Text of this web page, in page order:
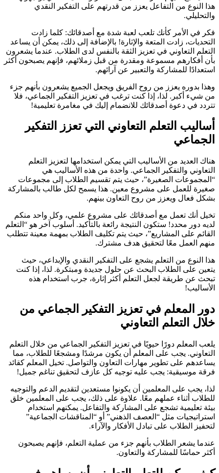
هذا النوع من التفاعل يعزز من قدرتهم على التفكير النقدي
والتحليلي.
فكر في الأمر كأنك تلعب لعبة شدة مع أصدقائك: كلما زادت
التحديات، زادت المتعة والإثارة! بالإضافة إلى ذلك، يمكن أن يساعد
التعلم التعاوني في تعزيز الثقة بالنفس لدى الطلاب. عندما يشعرون
بأن أفكارهم مسموعة ومقدرة من قبل زملائهم، فإنهم يصبحون أكثر
استعدادًا للمشاركة والتعبير عن آرائهم.
وهذا بدوره يعزز من روح الفريق ويجعل الجميع يشعرون بأنهم جزء
من شيء أكبر. لذا، إذا كنت ترغب في تعزيز التفكير الجماعي، فلا
تتردد في دعوة أصدقائك للانضمام إليك في مغامرة تعليمية!
أساليب التعلم التعاوني التي تعزز التفكير
الجماعي
هناك العديد من الأساليب التي يمكن استخدامها لتعزيز التعلم
التعاوني والتفكير الجماعي. واحدة من هذه الأساليب هي
“المجموعات الصغيرة”، حيث يتم تقسيم الطلاب إلى مجموعات
صغيرة للعمل على مشروع معين. هذا يسمح لكل طالب بالمشاركة
بشكل فعال ويعزز من روح التعاون بينهم.
تخيل أنك تعمل مع أصدقائك على مشروع علمي، وكل واحد منكم
لديه دور محدد! ستكون النتيجة رائعة بالتأكيد. أسلوب آخر هو “التعلم
القائم على المشاريع”، حيث يتم تكليف الطلاب بمهمة معينة تتطلب
منهم العمل معًا لتحقيق هدف مشترك.
هذا النوع من التعلم يشجع على التفكير النقدي والإبداعي، حيث
يتعين على الطلاب البحث عن حلول جديدة ومبتكرة. لذا، إذا كنت
تبحث عن طريقة لجعل التعلم أكثر إثارة، جرب استخدام هذه
الأساليب!
دور المعلم في تعزيز التفكير الجماعي من
خلال التعلم التعاوني
يلعب المعلم دورًا حيويًا في تعزيز التفكير الجماعي من خلال التعلم
التعاوني. يجب على المعلم أن يكون مرشدًا ومشجعًا للطلاب، مما
يساعدهم على تطوير مهارات التعاون والتواصل. تخيل المعلم كقائد
فرقة موسيقية: يجب عليه توجيه كل عازف لتحقيق تناغم جميل!
لذا، يجب على المعلمين أن يكونوا مستعدين لتقديم الدعم والتوجيه
للطلاب أثناء عملهم معًا. علاوة على ذلك، يجب على المعلمين خلق
بيئة تعليمية تشجع على المشاركة والتفاعل. يمكنهم استخدام
استراتيجيات مثل “العصف الذهني” أو “المناقشات الجماعية”
لتحفيز الطلاب على تبادل الأفكار والآراء.
عندما يشعر الطلاب بأنهم جزء من عملية التعلم، فإنهم يصبحون
أكثر حماسًا للمشاركة والتعاون.